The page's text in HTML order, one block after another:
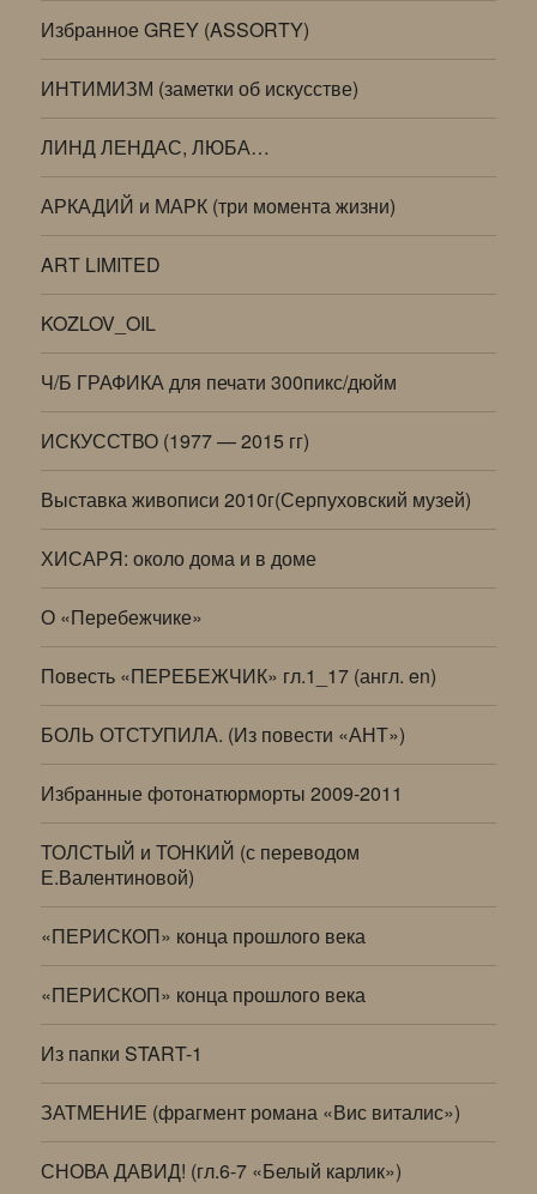
Избранное GREY (ASSORTY)
ИНТИМИЗМ (заметки об искусстве)
ЛИНД ЛЕНДАС, ЛЮБА…
АРКАДИЙ и МАРК (три момента жизни)
ART LIMITED
KOZLOV_OIL
Ч/Б ГРАФИКА для печати 300пикс/дюйм
ИСКУССТВО (1977 — 2015 гг)
Выставка живописи 2010г(Серпуховский музей)
ХИСАРЯ: около дома и в доме
О «Перебежчике»
Повесть «ПЕРЕБЕЖЧИК» гл.1_17 (англ. en)
БОЛЬ ОТСТУПИЛА. (Из повести «АНТ»)
Избранные фотонатюрморты 2009-2011
ТОЛСТЫЙ и ТОНКИЙ (с переводом
Е.Валентиновой)
«ПЕРИСКОП» конца прошлого века
«ПЕРИСКОП» конца прошлого века
Из папки START-1
ЗАТМЕНИЕ (фрагмент романа «Вис виталис»)
СНОВА ДАВИД! (гл.6-7 «Белый карлик»)